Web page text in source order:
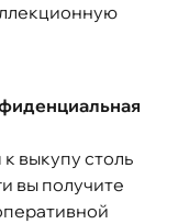
выкупу столь
вы получите